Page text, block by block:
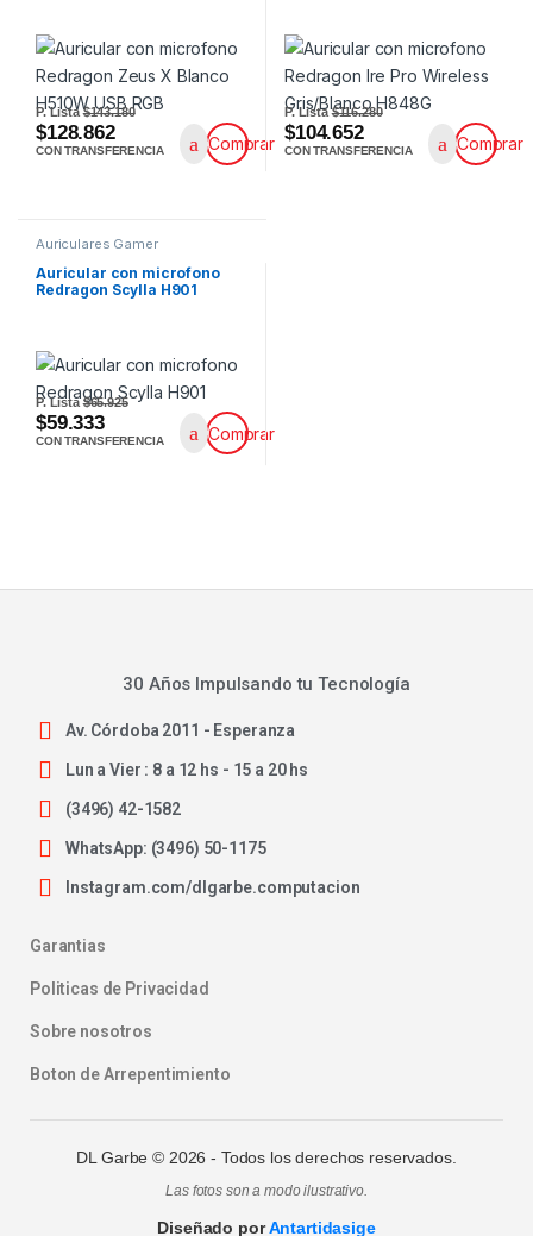
P. Lista$143.180
$128.862
CON TRANSFERENCIA Comprar
P. Lista$116.280
$104.652
CON TRANSFERENCIA Comprar
Auriculares Gamer
Auricular con microfono
Redragon Scylla H901
P. Lista$65.925
$59.333
CON TRANSFERENCIA Comprar
30 Años Impulsando tu Tecnología
Av. Córdoba 2011 - Esperanza
Lun a Vier : 8 a 12 hs - 15 a 20 hs
(3496) 42-1582
WhatsApp: (3496) 50-1175
Instagram.com/dlgarbe.computacion
Garantias
Politicas de Privacidad
Sobre nosotros
Boton de Arrepentimiento
DL Garbe © 2026 - Todos los derechos reservados.
Las fotos son a modo ilustrativo.
Diseñado porAntartidasige